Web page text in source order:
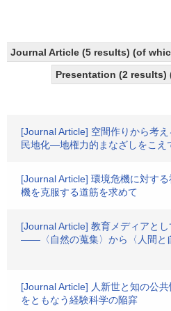
Journal Article (5 results) (of
Presentation (2
[Journal Article] 空間作りから考
民地化―地権力的まなざしをこえ
[Journal Article] 環境危機に対す
機を克服する道筋を求めて
[Journal Article] 教育メディアと
――〈自然の蒐集〉から〈人間と
[Journal Article] 人新世と知の公
をともなう経験科学の陥穽